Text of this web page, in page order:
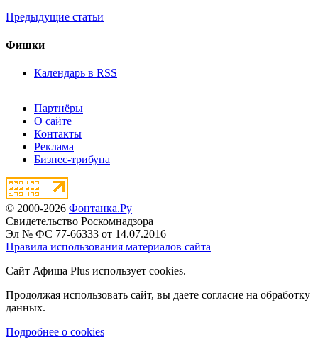
Предыдущие статьи
Фишки
Календарь в RSS
Партнёры
О сайте
Контакты
Реклама
Бизнес-трибуна
© 2000-2026 Фонтанка.Ру
Свидетельство Роскомнадзора
Эл № ФС 77-66333 от 14.07.2016
Правила использования материалов сайта
Сайт Афиша Plus использует cookies.
Продолжая использовать сайт, вы даете согласие на обработку
данных.
Подробнее о cookies